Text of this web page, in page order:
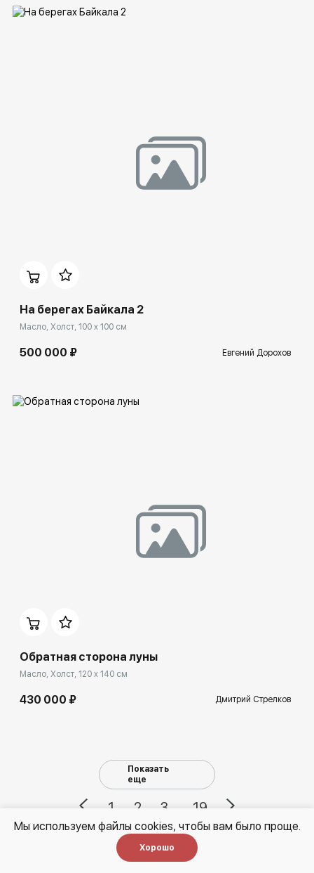
На берегах Байкала 2
Масло, Холст, 100 x 100 см
500 000 ₽ Евгений Дорохов
Обратная сторона луны
Масло, Холст, 120 x 140 см
430 000 ₽ Дмитрий Стрелков
Показать
еще
1 2 3 19
Мы используем файлы cookies, чтобы вам было проще.
Хорошо